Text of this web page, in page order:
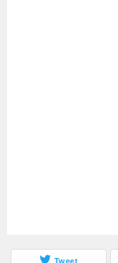
Tweet